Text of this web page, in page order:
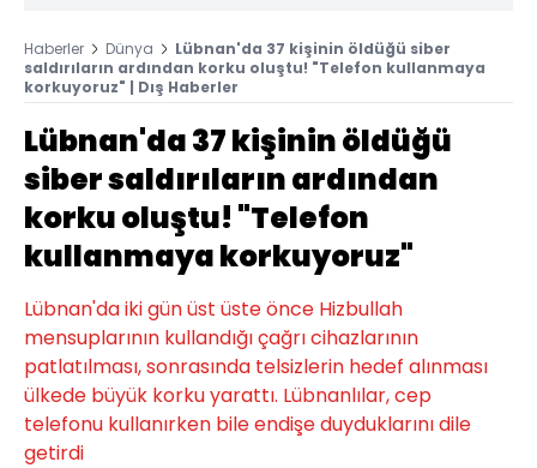
Haberler Dünya
Lübnan'da 37 kişinin öldüğü siber
saldırıların ardından korku oluştu! "Telefon kullanmaya
korkuyoruz" | Dış Haberler
Lübnan'da 37 kişinin öldüğü
siber saldırıların ardından
korku oluştu! "Telefon
kullanmaya korkuyoruz"
Lübnan'da iki gün üst üste önce Hizbullah
mensuplarının kullandığı çağrı cihazlarının
patlatılması, sonrasında telsizlerin hedef alınması
ülkede büyük korku yarattı. Lübnanlılar, cep
telefonu kullanırken bile endişe duyduklarını dile
getirdi